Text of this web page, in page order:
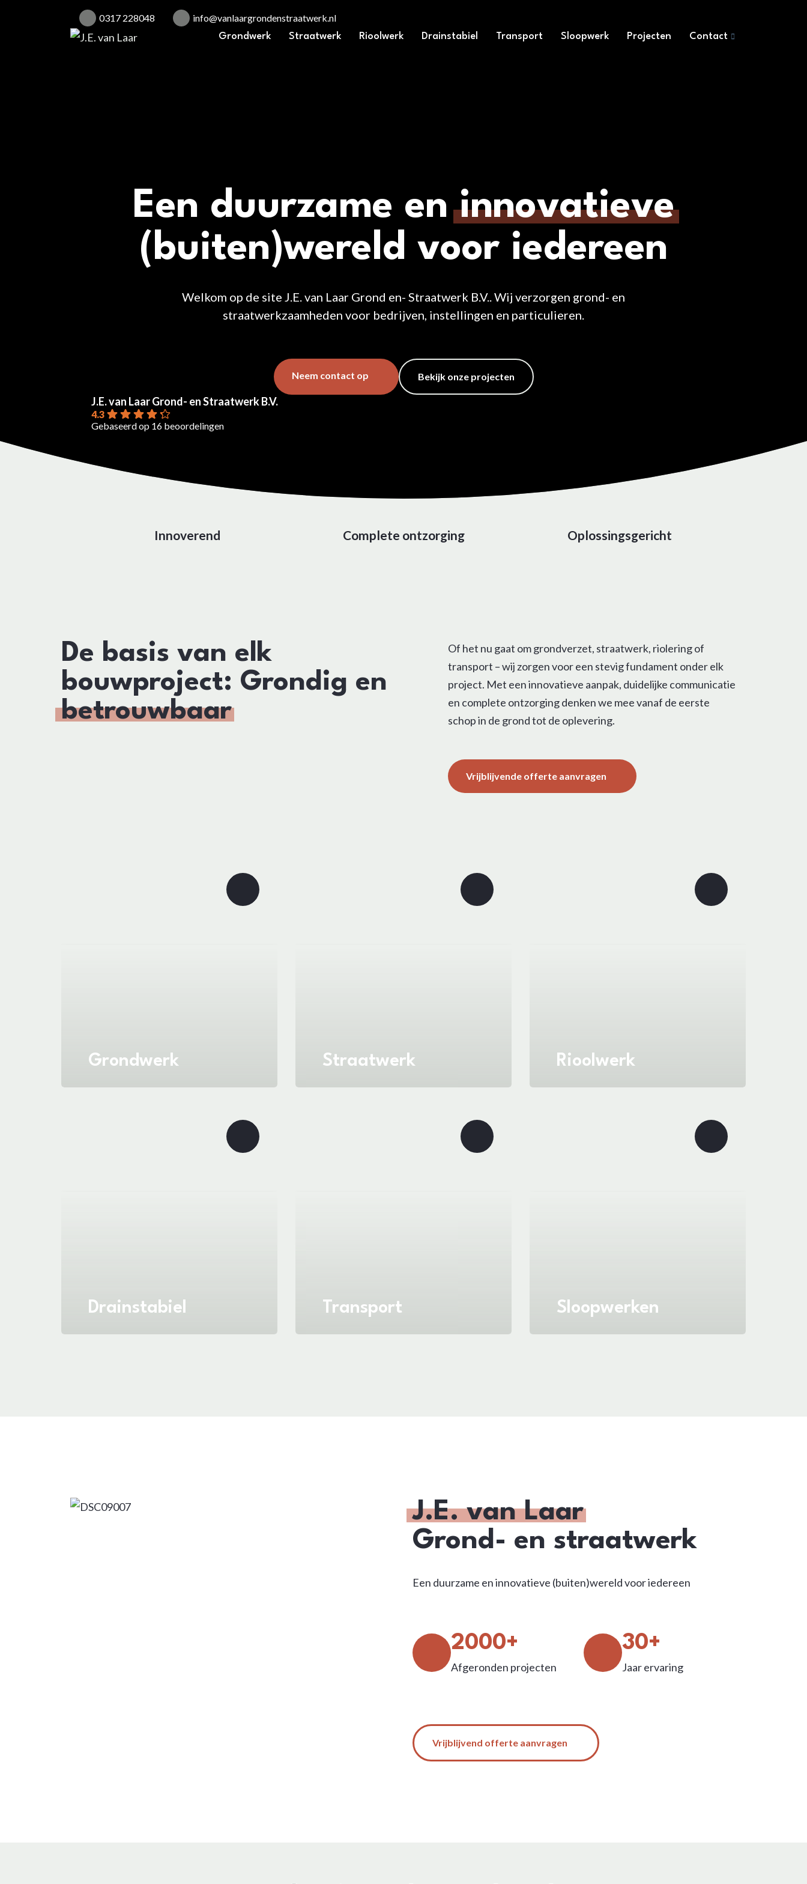
0317 228048 info@vanlaargrondenstraatwerk.nl
Grondwerk Straatwerk Rioolwerk Drainstabiel Transport Sloopwerk Projecten Contact
Een duurzame eninnovatieve
(buiten)wereld voor iedereen
Welkom op de site J.E. van Laar Grond en- Straatwerk B.V.. Wij verzorgen grond- en
straatwerkzaamheden voor bedrijven, instellingen en particulieren.
Neem contact op Bekijk onze projecten
J.E. van Laar Grond- en Straatwerk B.V.
4.3
Gebaseerd op 16 beoordelingen
Innoverend Complete ontzorging Oplossingsgericht
De basis van elk
bouwproject: Grondig en
betrouwbaar
Of het nu gaat om grondverzet, straatwerk, riolering of
transport – wij zorgen voor een stevig fundament onder elk
project. Met een innovatieve aanpak, duidelijke communicatie
en complete ontzorging denken we mee vanaf de eerste
schop in de grond tot de oplevering.
Vrijblijvende offerte aanvragen
Grondwerk Straatwerk Rioolwerk
Drainstabiel Transport Sloopwerken
J.E. van Laar
Grond- en straatwerk
Een duurzame en innovatieve (buiten)wereld voor iedereen
2000+
Afgeronden projecten
30+
Jaar ervaring
Vrijblijvend offerte aanvragen